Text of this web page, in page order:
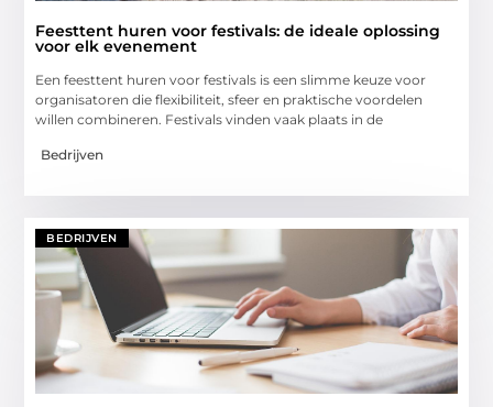
Feesttent huren voor festivals: de ideale oplossing
voor elk evenement
Een feesttent huren voor festivals is een slimme keuze voor
organisatoren die flexibiliteit, sfeer en praktische voordelen
willen combineren. Festivals vinden vaak plaats in de
Bedrijven
BEDRIJVEN